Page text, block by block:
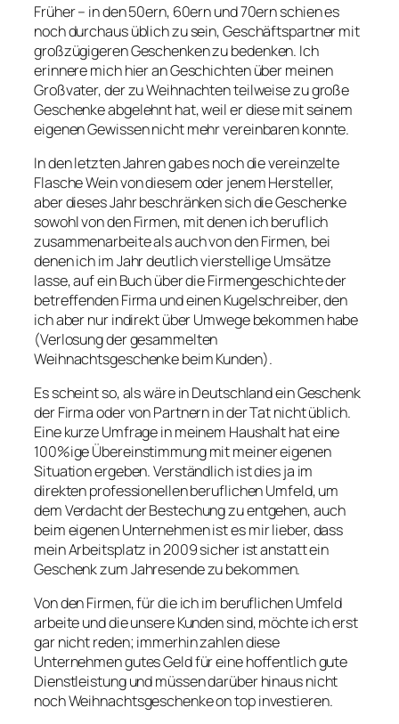
Früher – in den 50ern, 60ern und 70ern schien es
noch durchaus üblich zu sein, Geschäftspartner mit
großzügigeren Geschenken zu bedenken. Ich
erinnere mich hier an Geschichten über meinen
Großvater, der zu Weihnachten teilweise zu große
Geschenke abgelehnt hat, weil er diese mit seinem
eigenen Gewissen nicht mehr vereinbaren konnte.
In den letzten Jahren gab es noch die vereinzelte
Flasche Wein von diesem oder jenem Hersteller,
aber dieses Jahr beschränken sich die Geschenke
sowohl von den Firmen, mit denen ich beruflich
zusammenarbeite als auch von den Firmen, bei
denen ich im Jahr deutlich vierstellige Umsätze
lasse, auf ein Buch über die Firmengeschichte der
betreffenden Firma und einen Kugelschreiber, den
ich aber nur indirekt über Umwege bekommen habe
(Verlosung der gesammelten
Weihnachtsgeschenke beim Kunden).
Es scheint so, als wäre in Deutschland ein Geschenk
der Firma oder von Partnern in der Tat nicht üblich.
Eine kurze Umfrage in meinem Haushalt hat eine
100%ige Übereinstimmung mit meiner eigenen
Situation ergeben. Verständlich ist dies ja im
direkten professionellen beruflichen Umfeld, um
dem Verdacht der Bestechung zu entgehen, auch
beim eigenen Unternehmen ist es mir lieber, dass
mein Arbeitsplatz in 2009 sicher ist anstatt ein
Geschenk zum Jahresende zu bekommen.
Von den Firmen, für die ich im beruflichen Umfeld
arbeite und die unsere Kunden sind, möchte ich erst
gar nicht reden; immerhin zahlen diese
Unternehmen gutes Geld für eine hoffentlich gute
Dienstleistung und müssen darüber hinaus nicht
noch Weihnachtsgeschenke on top investieren.